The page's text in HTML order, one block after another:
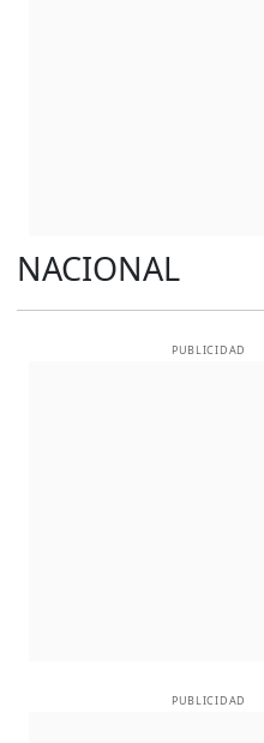
NACIONAL
PUBLICIDAD
PUBLICIDAD